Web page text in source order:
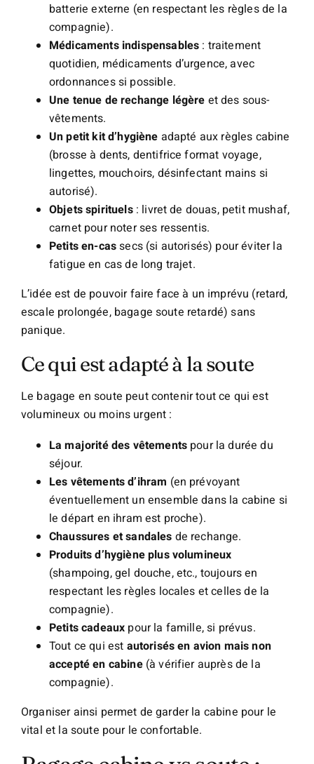
batterie externe (en respectant les règles de la
compagnie).
Médicaments indispensables : traitement
quotidien, médicaments d’urgence, avec
ordonnances si possible.
Une tenue de rechange légère et des sous-
vêtements.
Un petit kit d’hygiène adapté aux règles cabine
(brosse à dents, dentifrice format voyage,
lingettes, mouchoirs, désinfectant mains si
autorisé).
Objets spirituels: livret de douas, petit mushaf,
carnet pour noter ses ressentis.
Petits en-cassecs (si autorisés) pour éviter la
fatigue en cas de long trajet.
L’idée est de pouvoir faire face à un imprévu (retard,
escale prolongée, bagage soute retardé) sans
panique.
Ce qui est adapté à la soute
Le bagage en soute peut contenir tout ce qui est
volumineux ou moins urgent :
La majorité des vêtements pour la durée du
séjour.
Les vêtements d’ihram (en prévoyant
éventuellement un ensemble dans la cabine si
le départ en ihram est proche).
Chaussures et sandales de rechange.
Produits d’hygiène plus volumineux
(shampoing, gel douche, etc., toujours en
respectant les règles locales et celles de la
compagnie).
Petits cadeaux pour la famille, si prévus.
Tout ce qui est autorisés en avion mais non
accepté en cabine(à vérifier auprès de la
compagnie).
Organiser ainsi permet de garder la cabine pour le
vital et la soute pour le confortable.